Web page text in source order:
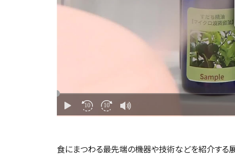
食にまつわる最先端の機器や技術などを紹介する